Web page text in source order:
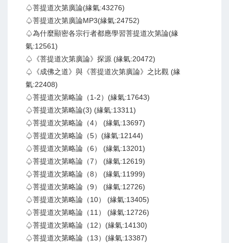
♤菩提道次第廣論(緣氣:43276)
♤菩提道次第廣論MP3(緣氣:24752)
♤為什麼顯密各宗行者都應學習菩提道次第論(緣
氣:12561)
♤《菩提道次第廣論》探源 (緣氣:20472)
♤《成佛之道》與《菩提道次第廣論》之比觀 (緣
氣:22408)
♤菩提道次第略論（1-2）(緣氣:17643)
♤菩提道次第略論(3) (緣氣:13311)
♤菩提道次第略論（4） (緣氣:13697)
♤菩提道次第略論（5）(緣氣:12144)
♤菩提道次第略論（6） (緣氣:13201)
♤菩提道次第略論（7） (緣氣:12619)
♤菩提道次第略論（8） (緣氣:11999)
♤菩提道次第略論（9） (緣氣:12726)
♤菩提道次第略論（10） (緣氣:13405)
♤菩提道次第略論（11） (緣氣:12726)
♤菩提道次第略論（12）(緣氣:14130)
♤菩提道次第略論（13）(緣氣:13387)